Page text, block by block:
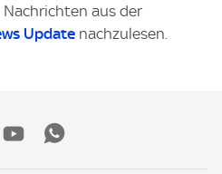
aus der
Update nachzulesen.